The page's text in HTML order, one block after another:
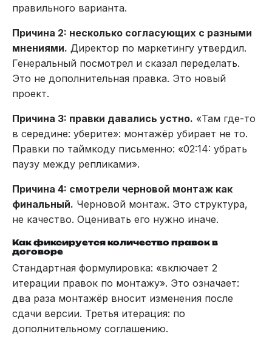
правильного варианта.
Причина 2: несколько согласующих с разными
мнениями. Директор по маркетингу утвердил.
Генеральный посмотрел и сказал переделать.
Это не дополнительная правка. Это новый
проект.
Причина 3: правки давались устно. «Там где-то
в середине: уберите»: монтажёр убирает не то.
Правки по таймкоду письменно: «02:14: убрать
паузу между репликами».
Причина 4: смотрели черновой монтаж как
финальный. Черновой монтаж. Это структура,
не качество. Оценивать его нужно иначе.
Как фиксируется количество правок в
договоре
Стандартная формулировка: «включает 2
итерации правок по монтажу». Это означает:
два раза монтажёр вносит изменения после
сдачи версии. Третья итерация: по
дополнительному соглашению.